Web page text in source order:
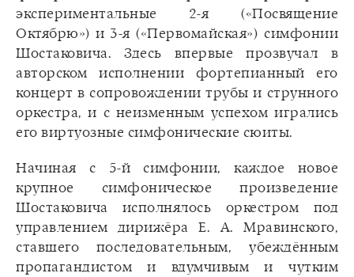
экспериментальные 2-я («Посвящение
Октябрю») и 3-я («Первомайская») симфонии
Шостаковича. Здесь впервые прозвучал в
авторском исполнении фортепианный его
концерт в сопровождении трубы и струнного
оркестра, и с неизменным успехом игрались
его виртуозные симфонические сюиты.
Начиная с 5-й симфонии, каждое новое
крупное симфоническое произведение
Шостаковича исполнялось оркестром под
управлением дирижёра Е. А. Мравинского,
ставшего последовательным, убеждённым
пропагандистом и вдумчивым и чутким